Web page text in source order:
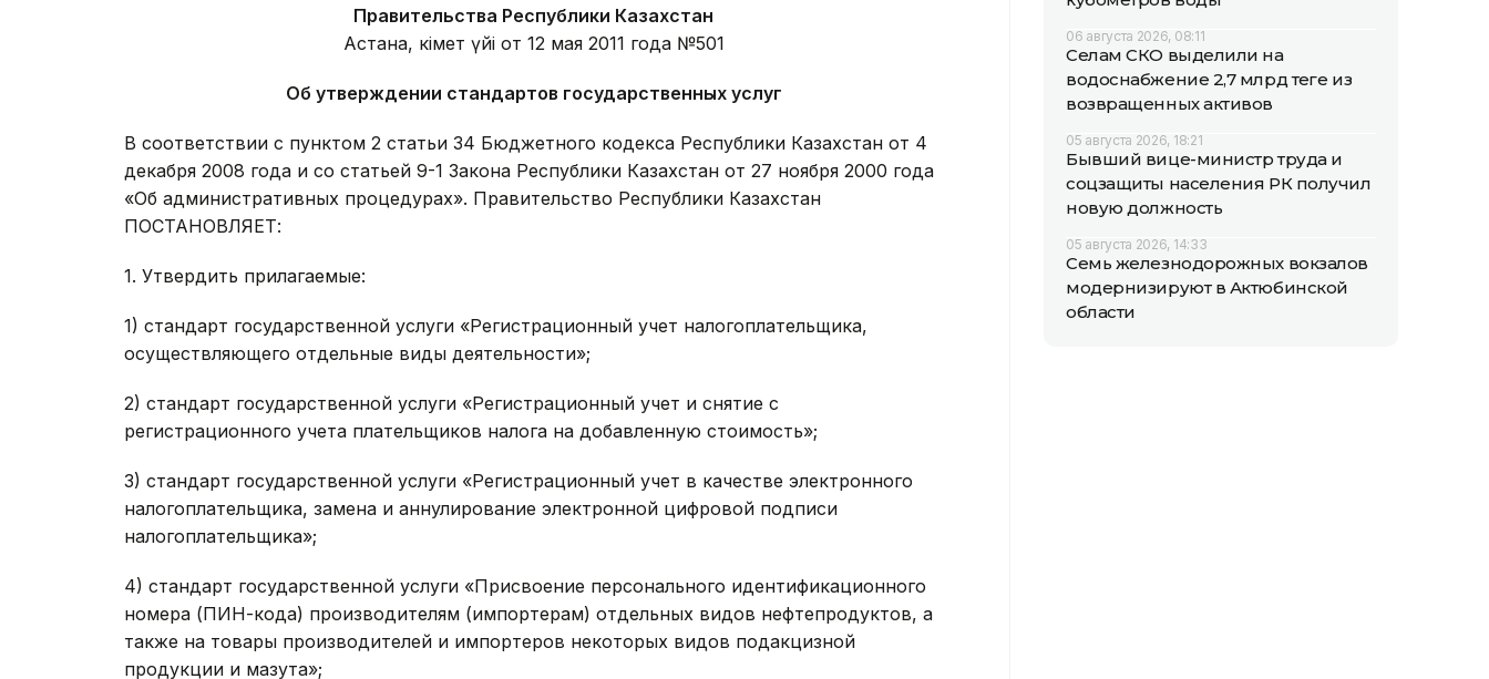
Правительства Республики Казахстан
Астана, Үкімет үйі от 12 мая 2011 года №501
Об утверждении стандартов государственных услуг
В соответствии с пунктом 2 статьи 34 Бюджетного кодекса Республики Казахстан от 4
декабря 2008 года и со статьей 9-1 Закона Республики Казахстан от 27 ноября 2000 года
«Об административных процедурах». Правительство Республики Казахстан
ПОСТАНОВЛЯЕТ:
1. Утвердить прилагаемые:
1) стандарт государственной услуги «Регистрационный учет налогоплательщика,
осуществляющего отдельные виды деятельности»;
2) стандарт государственной услуги «Регистрационный учет и снятие с
регистрационного учета плательщиков налога на добавленную стои­мость»;
3) стандарт государственной услуги «Регистрационный учет в качестве электронного
налогоплательщика, замена и аннулирование электронной цифровой подписи
налогоплательщика»;
4) стандарт государственной услуги «Присвоение персонального идентификационного
номера (ПИН-кода) производителям (импортерам) отдельных видов нефтепродуктов, а
также на товары производителей и импортеров некоторых видов подакцизной
продукции и мазута»;
06 августа 2026, 08:11
Селам СКО выделили на
водоснабжение 2,7 млрд теңге из
возвращенных активов
05 августа 2026, 18:21
Бывший вице-министр труда и
соцзащиты населения РК получил
новую должность
05 августа 2026, 14:33
Семь железнодорожных вокзалов
модернизируют в Актюбинской
области